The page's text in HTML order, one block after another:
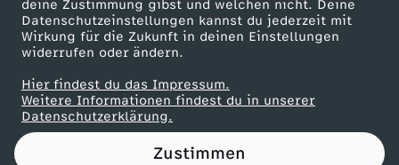
deine Zustimmung gibst und welchen nicht. Deine
Datenschutzeinstellungen kannst du jederzeit mit
Wirkung für die Zukunft in deinen Einstellungen
widerrufen oder ändern.
Hier findest du das Impressum.
Weitere Informationen findest du in unserer
Datenschutzerklärung.
Zustimmen
l
e
r
Partner